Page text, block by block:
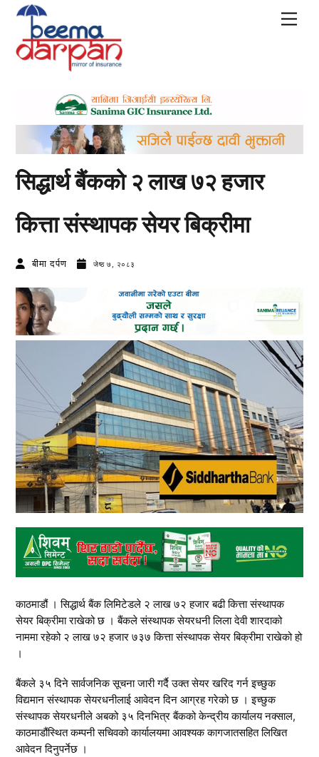
Skip
content
सिद्धार्थ बैंकको २ लाख ७२ हजार
कित्ता संस्थापक सेयर बिक्रीमा
बीमा दर्पण जेष्ठ ७, २०८३
काठमाडौं । सिद्धार्थ बैंक लिमिटेडले २ लाख ७२ हजार बढी कित्ता संस्थापक
सेयर बिक्रीमा राखेको छ । बैंकले संस्थापक सेयरधनी लिला देवी शारदाको
नाममा रहेको २ लाख ७२ हजार ७३७ कित्ता संस्थापक सेयर बिक्रीमा राखेको हो
।
बैंकले ३५ दिने सार्वजनिक सूचना जारी गर्दै उक्त सेयर खरिद गर्न इच्छुक
विद्यमान संस्थापक सेयरधनीलाई आवेदन दिन आग्रह गरेको छ । इच्छुक
संस्थापक सेयरधनीले अबको ३५ दिनभित्र बैंकको केन्द्रीय कार्यालय नक्साल,
काठमाडौंस्थित कम्पनी सचिवको कार्यालयमा आवश्यक कागजातसहित लिखित
आवेदन दिनुपर्नेछ ।